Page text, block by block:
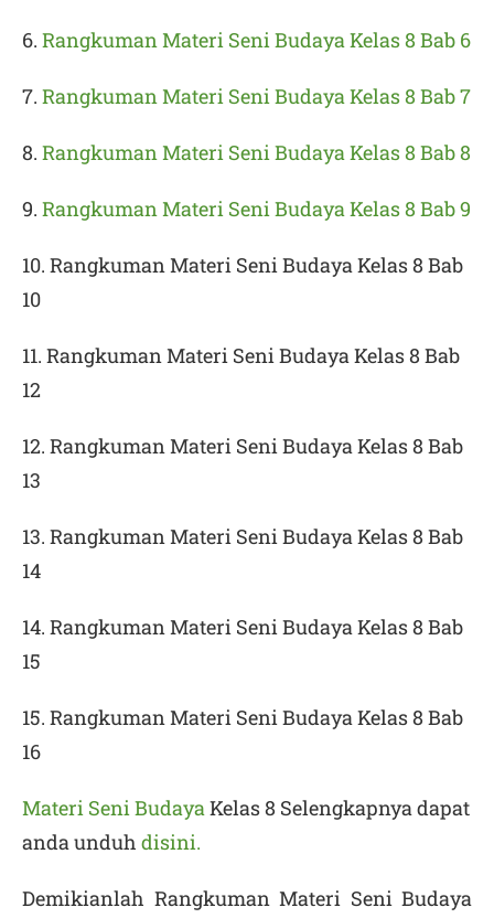
6. Rangkuman Materi Seni Budaya Kelas 8 Bab 6
7. Rangkuman Materi Seni Budaya Kelas 8 Bab 7
8. Rangkuman Materi Seni Budaya Kelas 8 Bab 8
9. Rangkuman Materi Seni Budaya Kelas 8 Bab 9
10. Rangkuman Materi Seni Budaya Kelas 8 Bab
10
11. Rangkuman Materi Seni Budaya Kelas 8 Bab
12
12. Rangkuman Materi Seni Budaya Kelas 8 Bab
13
13. Rangkuman Materi Seni Budaya Kelas 8 Bab
14
14. Rangkuman Materi Seni Budaya Kelas 8 Bab
15
15. Rangkuman Materi Seni Budaya Kelas 8 Bab
16
Materi Seni BudayaKelas 8 Selengkapnya dapat
anda unduh disini.
Demikianlah Rangkuman Materi Seni Budaya